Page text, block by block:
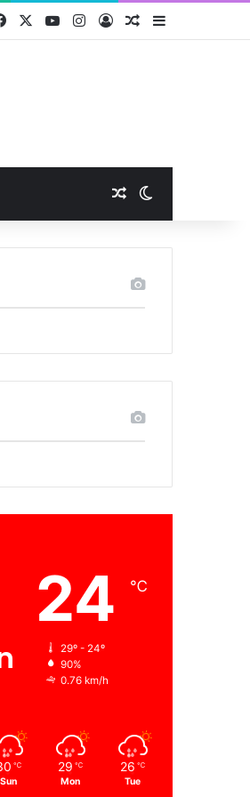
Facebook YouTubeInstagram
Log InRandom Article
Random Article
24 ℃
29º - 24º
90%
0.76 km/h
℃
Sun
29 ℃
Mon
26 ℃
Tue